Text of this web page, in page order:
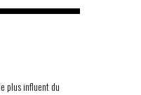
plus influent du